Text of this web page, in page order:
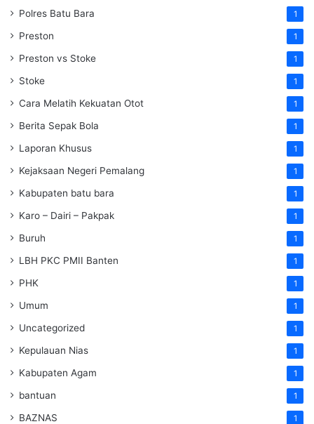
Polres Batu Bara 1
Preston 1
Preston vs Stoke 1
Stoke 1
Cara Melatih Kekuatan Otot 1
Berita Sepak Bola 1
Laporan Khusus 1
Kejaksaan Negeri Pemalang 1
Kabupaten batu bara 1
Karo – Dairi – Pakpak 1
Buruh 1
LBH PKC PMII Banten 1
PHK 1
Umum 1
Uncategorized 1
Kepulauan Nias 1
Kabupaten Agam 1
bantuan 1
BAZNAS 1